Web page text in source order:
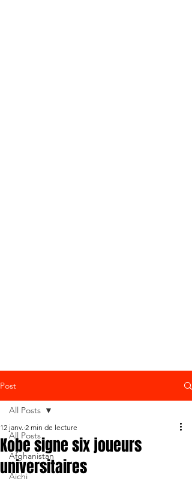
Post
All Posts
Afghanistan
Aichi
All Posts
Kobe signe six joueurs
universitaires
12 janv. 2 min de lecture